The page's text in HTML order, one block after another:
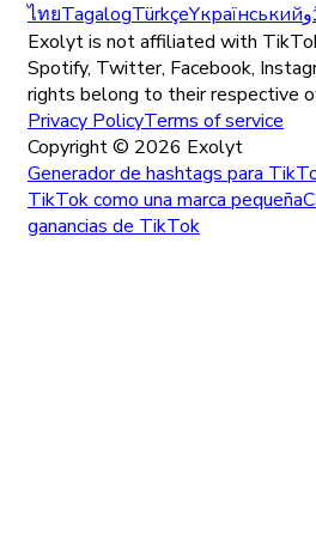
ไทยTagalogTürkçeYкраїнський
Exolyt is not affiliated with
Spotify, Twitter, Facebook,
rights belong to their respective
Privacy PolicyTerms of service
Copyright © 2026 Exolyt
Generador de hashtags para
TikTok como una marca pequeña
ganancias de TikTok